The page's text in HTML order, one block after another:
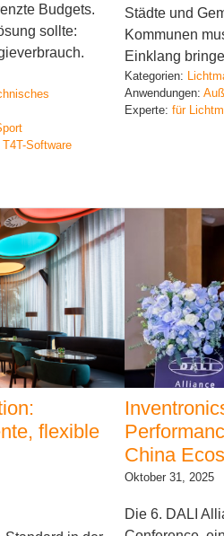
Budgets.
sollte:
T4T-Software
Städte und
Kommunen
Einklang
Kategorien:
Anwendungen:
Experte:für
flexible
China
Oktober 31, 2025
Die 6. DALI